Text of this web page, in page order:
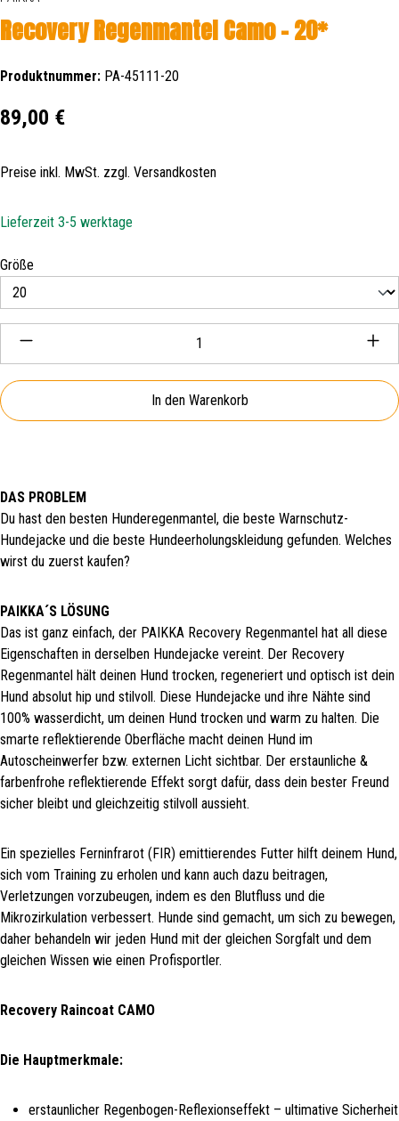
Recovery Regenmantel Camo - 20*
Produktnummer: PA-45111-20
Regulärer Preis:
89,00 €
Preise inkl. MwSt. zzgl. Versandkosten
Lieferzeit 3-5 werktage
Größe
Produkt Anzahl: Gib den gewünschten Wert ein oder
In den Warenkorb
DAS PROBLEM
Du hast den besten Hunderegenmantel, die beste Warnschutz-
Hundejacke und die beste Hundeerholungskleidung gefunden. Welches
wirst du zuerst kaufen?
PAIKKA´S LÖSUNG
Das ist ganz einfach, der PAIKKA Recovery Regenmantel hat all diese
Eigenschaften in derselben Hundejacke vereint. Der Recovery
Regenmantel hält deinen Hund trocken, regeneriert und optisch ist dein
Hund absolut hip und stilvoll. Diese Hundejacke und ihre Nähte sind
100% wasserdicht, um deinen Hund trocken und warm zu halten. Die
smarte reflektierende Oberfläche macht deinen Hund im
Autoscheinwerfer bzw. externen Licht sichtbar. Der erstaunliche &
farbenfrohe reflektierende Effekt sorgt dafür, dass dein bester Freund
sicher bleibt und gleichzeitig stilvoll aussieht.
Ein spezielles Ferninfrarot (FIR) emittierendes Futter hilft deinem Hund,
sich vom Training zu erholen und kann auch dazu beitragen,
Verletzungen vorzubeugen, indem es den Blutfluss und die
Mikrozirkulation verbessert. Hunde sind gemacht, um sich zu bewegen,
daher behandeln wir jeden Hund mit der gleichen Sorgfalt und dem
gleichen Wissen wie einen Profisportler.
Recovery Raincoat CAMO
Die Hauptmerkmale:
erstaunlicher Regenbogen-Reflexionseffekt – ultimative Sicherheit